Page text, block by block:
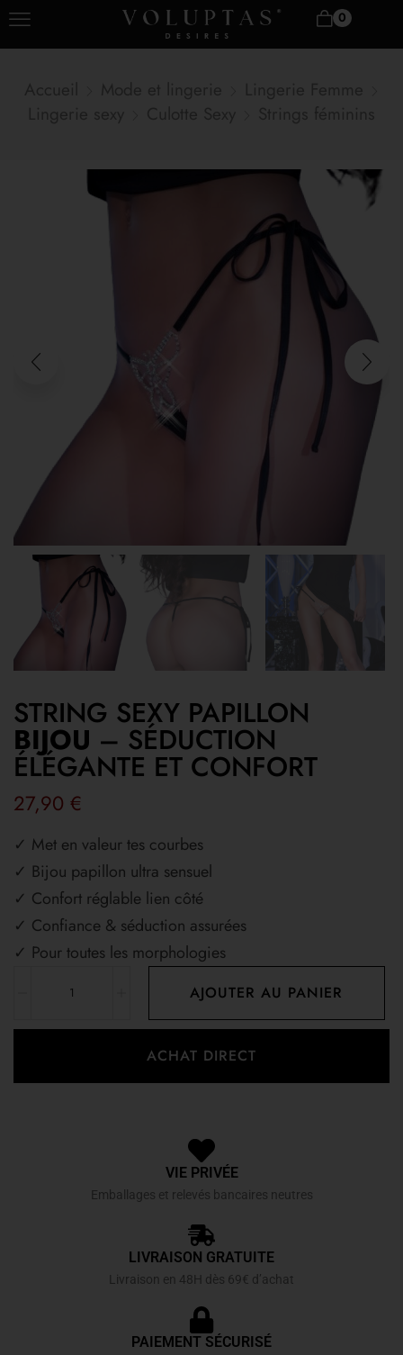
0
STRING SEXY PAPILLON
BIJOU – SÉDUCTION
ÉLÉGANTE ET CONFORT
27,90 €
✓ Met en valeur tes courbes
✓ Bijou papillon ultra sensuel
✓ Confort réglable lien côté
✓ Confiance & séduction assurées
✓ Pour toutes les morphologies
AJOUTER AU PANIER
ACHAT DIRECT
VIE PRIVÉE
Emballages et relevés bancaires neutres
LIVRAISON GRATUITE
Livraison en 48H dès 69€ d’achat
PAIEMENT SÉCURISÉ